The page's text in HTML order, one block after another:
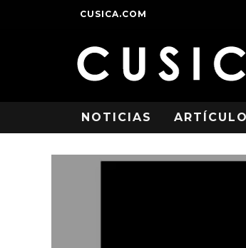
CUSICA.COM
NOTICIAS